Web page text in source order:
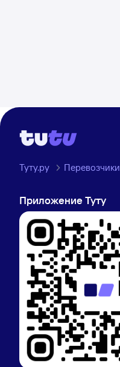
Туту.ру Перевозчики
Приложение Туту